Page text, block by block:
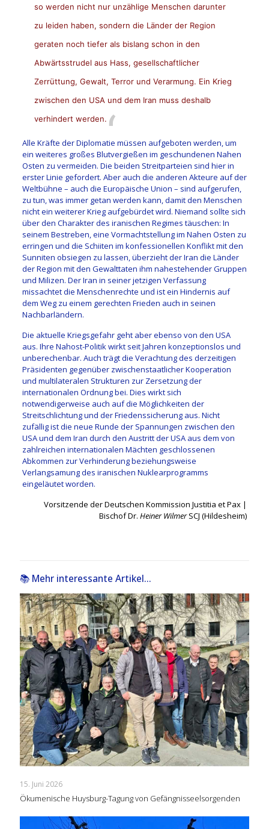
so werden nicht nur unzählige Menschen darunter
zu leiden haben, sondern die Länder der Region
geraten noch tiefer als bislang schon in den
Abwärtsstrudel aus Hass, gesellschaftlicher
Zerrüttung, Gewalt, Terror und Verarmung. Ein Krieg
zwischen den USA und dem Iran muss deshalb
verhindert werden.
Alle Kräfte der Diplomatie müssen aufgeboten werden, um
ein weiteres großes Blutvergießen im geschundenen Nahen
Osten zu vermeiden. Die beiden Streitparteien sind hier in
erster Linie gefordert. Aber auch die anderen Akteure auf der
Weltbühne – auch die Europäische Union – sind aufgerufen,
zu tun, was immer getan werden kann, damit den Menschen
nicht ein weiterer Krieg aufgebürdet wird. Niemand sollte sich
über den Charakter des iranischen Regimes täuschen: In
seinem Bestreben, eine Vormachtstellung im Nahen Osten zu
erringen und die Schiiten im konfessionellen Konflikt mit den
Sunniten obsiegen zu lassen, überzieht der Iran die Länder
der Region mit den Gewalttaten ihm nahestehender Gruppen
und Milizen. Der Iran in seiner jetzigen Verfassung
missachtet die Menschenrechte und ist ein Hindernis auf
dem Weg zu einem gerechten Frieden auch in seinen
Nachbarländern.
Die aktuelle Kriegsgefahr geht aber ebenso von den USA
aus. Ihre Nahost-Politik wirkt seit Jahren konzeptionslos und
unberechenbar. Auch trägt die Verachtung des derzeitigen
Präsidenten gegenüber zwischenstaatlicher Kooperation
und multilateralen Strukturen zur Zersetzung der
internationalen Ordnung bei. Dies wirkt sich
notwendigerweise auch auf die Möglichkeiten der
Streitschlichtung und der Friedenssicherung aus. Nicht
zufällig ist die neue Runde der Spannungen zwischen den
USA und dem Iran durch den Austritt der USA aus dem von
zahlreichen internationalen Mächten geschlossenen
Abkommen zur Verhinderung beziehungsweise
Verlangsamung des iranischen Nuklearprogramms
eingeläutet worden.
Vorsitzende der Deutschen Kommission Justitia et Pax |
Bischof Dr.Heiner WilmerSCJ (Hildesheim)
📚 Mehr interessante Artikel...
15. Juni 2026
Ökumenische Huysburg-Tagung von Gefängnisseelsorgenden